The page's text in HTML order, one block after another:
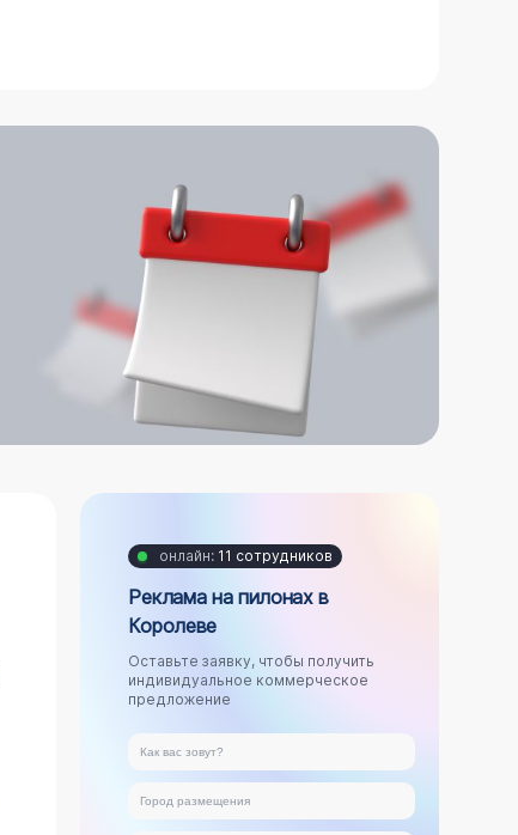
онлайн: 11 сотрудников
Реклама на пилонах в
Королеве
Оставьте заявку, чтобы получить
индивидуальное коммерческое
предложение